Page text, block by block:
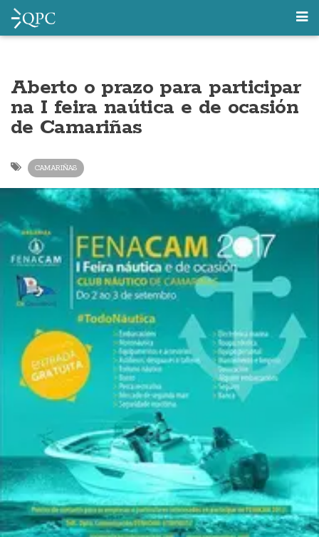
Aberto o prazo para participar
na I feira naútica e de ocasión
de Camariñas
CAMARIÑAS